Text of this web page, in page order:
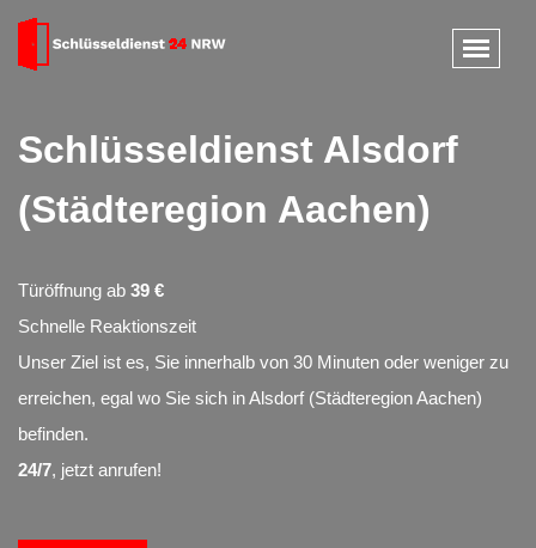
Schlüsseldienst Alsdorf
(Städteregion Aachen)
Türöffnung ab 39 €
Schnelle Reaktionszeit
Unser Ziel ist es, Sie innerhalb von 30 Minuten oder weniger zu
erreichen, egal wo Sie sich in Alsdorf (Städteregion Aachen)
befinden.
24/7, jetzt anrufen!